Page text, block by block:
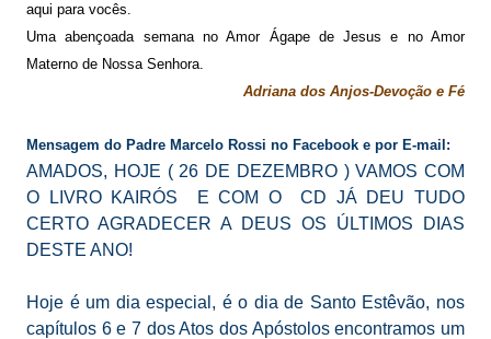
aqui para vocês.
Uma abençoada semana no Amor Ágape de Jesus e no Amor
Materno de Nossa Senhora.
Adriana dos Anjos-Devoção e Fé
Mensagem do Padre Marcelo Rossi no Facebook e por E-mail:
AMADOS, HOJE ( 26 DE DEZEMBRO ) VAMOS COM
O LIVRO KAIRÓS E COM O CD JÁ DEU TUDO
CERTO AGRADECER A DEUS OS ÚLTIMOS DIAS
DESTE ANO!
Hoje é um dia especial, é o dia de Santo Estêvão, nos
capítulos 6 e 7 dos Atos dos Apóstolos encontramos um